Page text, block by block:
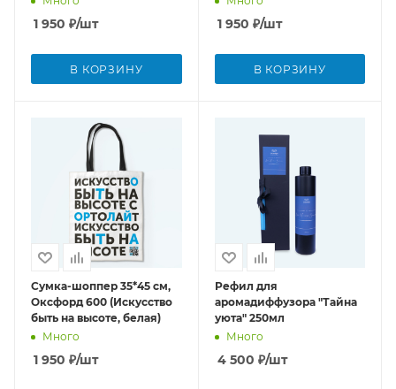
1 950 ₽/шт
В КОРЗИНУ
1 950 ₽/шт
В КОРЗИНУ
Сумка-шоппер 35*45 см,
Оксфорд 600 (Искусство
быть на высоте, белая)
Много
1 950 ₽/шт
Рефил для
аромадиффузора "Тайна
уюта" 250мл
Много
4 500 ₽/шт